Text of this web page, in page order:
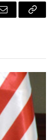
Email
Copy